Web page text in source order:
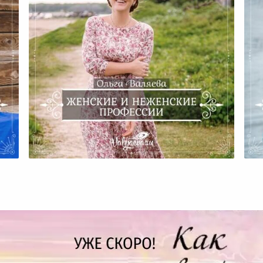
Женские И Неженские
Профессии